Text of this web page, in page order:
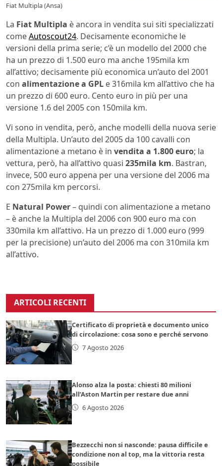
Fiat Multipla (Ansa)
La Fiat Multipla è ancora in vendita sui siti specializzati
comeAutoscout24. Decisamente economiche le
versioni della prima serie; c’è un modello del 2000 che
ha un prezzo di 1.500 euro ma anche 195mila km
all’attivo; decisamente più economica un’auto del 2001
con alimentazione a GPL e 316mila km all’attivo che ha
un prezzo di 600 euro. Cento euro in più per una
versione 1.6 del 2005 con 150mila km.
Vi sono in vendita, però, anche modelli della nuova serie
della Multipla. Un’auto del 2005 da 100 cavalli con
alimentazione a metano è in vendita a 1.800 euro; la
vettura, però, ha all’attivo quasi 235mila km. Bastran,
invece, 500 euro appena per una versione del 2006 ma
con 275mila km percorsi.
E Natural Power– quindi con alimentazione a metano
– è anche la Multipla del 2006 con 900 euro ma con
330mila km all’attivo. Ha un prezzo di 1.000 euro (999
per la precisione) un’auto del 2006 ma con 310mila km
all’attivo.
ARTICOLI RECENTI
Certificato di proprietà e documento unico
di circolazione: cosa sono e perché servono
7 Agosto 2026
Alonso alza la posta: chiesti 80 milioni
all’Aston Martin per restare due anni
6 Agosto 2026
Bezzecchi non si nasconde: pausa difficile e
condizione non al top, ma la vittoria resta
possibile